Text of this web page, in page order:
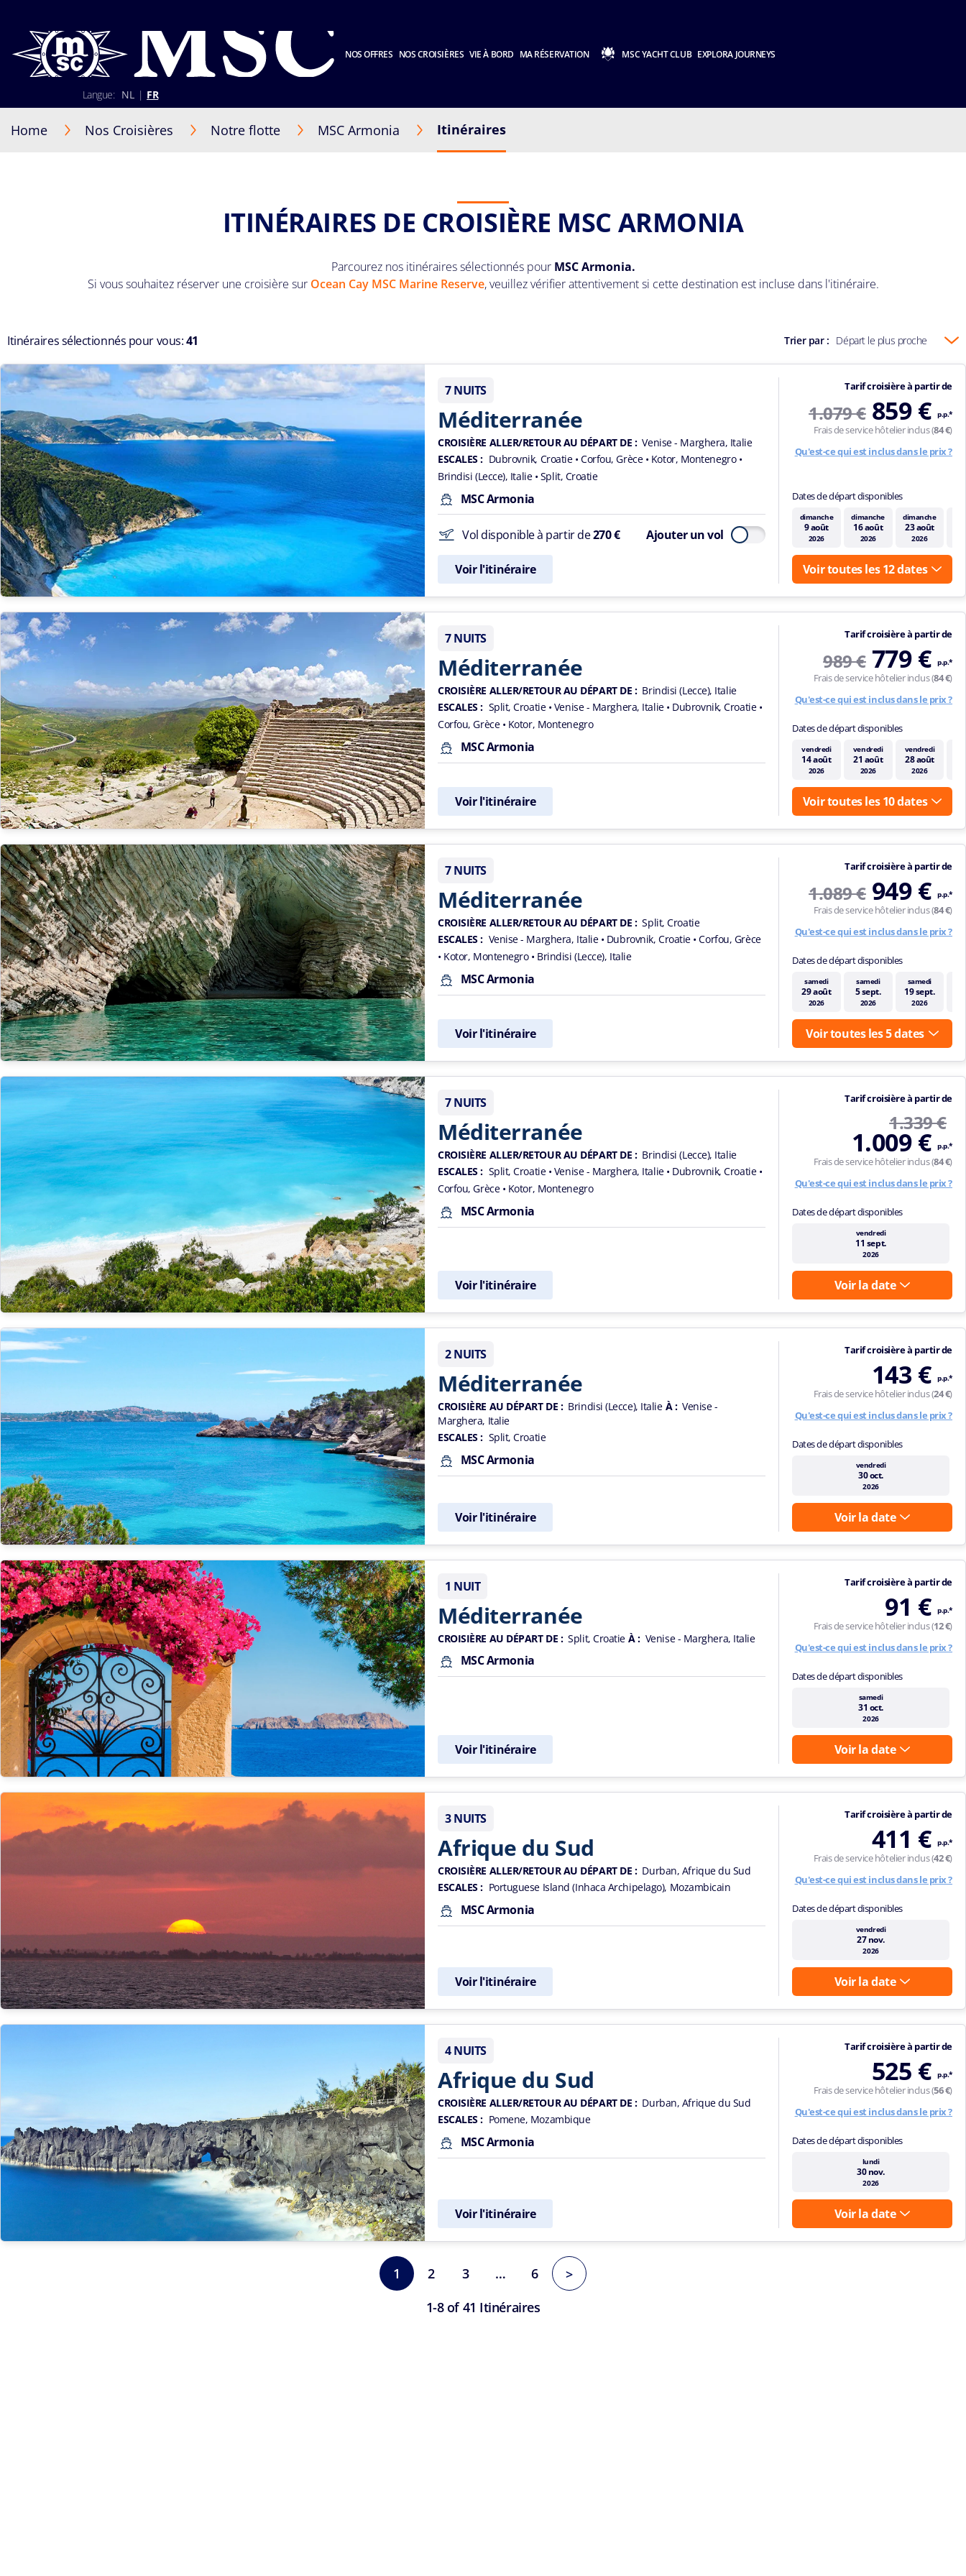
NOS OFFRES NOS CROISIÈRES VIE À BORD MA RÉSERVATION MSC YACHT CLUB EXPLORA JOURNEYS
Langue: NL | FR
02 401 89 30
+352 2 730 22 22 (Luxembourg)
Home Nos Croisières Notre flotte MSC Armonia Itinéraires
ITINÉRAIRES DE CROISIÈRE MSC ARMONIA
Parcourez nos itinéraires sélectionnés pour MSC Armonia.
Si vous souhaitez réserver une croisière sur Ocean Cay MSC Marine Reserve, veuillez vérifier attentivement si cette destination est incluse dans l'itinéraire.
Itinéraires sélectionnés pour vous:41 Trier par : Départ le plus proche
7 NUITS
Méditerranée
CROISIÈRE ALLER/RETOUR AU DÉPART DE : Venise - Marghera, Italie
ESCALES : Dubrovnik, Croatie • Corfou, Grèce • Kotor, Montenegro •
Brindisi (Lecce), Italie • Split, Croatie
MSC Armonia
Vol disponible à partir de270 € Ajouter un vol
Voir l'itinéraire
Tarif croisière à partir de
1.079 € 859 € p.p.*
Frais de service hôtelier inclus (84 €)
Qu'est-ce qui est inclus dans le prix ?
Dates de départ disponibles
dimanche
9 août
2026
dimanche
16 août
2026
dimanche
23 août
2026
Voir toutes les 12 dates
7 NUITS
Méditerranée
CROISIÈRE ALLER/RETOUR AU DÉPART DE : Brindisi (Lecce), Italie
ESCALES : Split, Croatie • Venise - Marghera, Italie • Dubrovnik, Croatie •
Corfou, Grèce • Kotor, Montenegro
MSC Armonia
Voir l'itinéraire
Tarif croisière à partir de
989 € 779 € p.p.*
Frais de service hôtelier inclus (84 €)
Qu'est-ce qui est inclus dans le prix ?
Dates de départ disponibles
vendredi
14 août
2026
vendredi
21 août
2026
vendredi
28 août
2026
Voir toutes les 10 dates
7 NUITS
Méditerranée
CROISIÈRE ALLER/RETOUR AU DÉPART DE : Split, Croatie
ESCALES : Venise - Marghera, Italie • Dubrovnik, Croatie • Corfou, Grèce
• Kotor, Montenegro • Brindisi (Lecce), Italie
MSC Armonia
Voir l'itinéraire
Tarif croisière à partir de
1.089 € 949 € p.p.*
Frais de service hôtelier inclus (84 €)
Qu'est-ce qui est inclus dans le prix ?
Dates de départ disponibles
samedi
29 août
2026
samedi
5 sept.
2026
samedi
19 sept.
2026
Voir toutes les 5 dates
7 NUITS
Méditerranée
CROISIÈRE ALLER/RETOUR AU DÉPART DE : Brindisi (Lecce), Italie
ESCALES : Split, Croatie • Venise - Marghera, Italie • Dubrovnik, Croatie •
Corfou, Grèce • Kotor, Montenegro
MSC Armonia
Voir l'itinéraire
Tarif croisière à partir de
1.339 €
1.009 € p.p.*
Frais de service hôtelier inclus (84 €)
Qu'est-ce qui est inclus dans le prix ?
Dates de départ disponibles
vendredi
11 sept.
2026
Voir la date
2 NUITS
Méditerranée
CROISIÈRE AU DÉPART DE : Brindisi (Lecce), Italie À : Venise -
Marghera, Italie
ESCALES : Split, Croatie
MSC Armonia
Voir l'itinéraire
Tarif croisière à partir de
143 € p.p.*
Frais de service hôtelier inclus (24 €)
Qu'est-ce qui est inclus dans le prix ?
Dates de départ disponibles
vendredi
30 oct.
2026
Voir la date
1 NUIT
Méditerranée
CROISIÈRE AU DÉPART DE : Split, Croatie À : Venise - Marghera, Italie
MSC Armonia
Voir l'itinéraire
Tarif croisière à partir de
91 € p.p.*
Frais de service hôtelier inclus (12 €)
Qu'est-ce qui est inclus dans le prix ?
Dates de départ disponibles
samedi
31 oct.
2026
Voir la date
3 NUITS
Afrique du Sud
CROISIÈRE ALLER/RETOUR AU DÉPART DE : Durban, Afrique du Sud
ESCALES : Portuguese Island (Inhaca Archipelago), Mozambicain
MSC Armonia
Voir l'itinéraire
Tarif croisière à partir de
411 € p.p.*
Frais de service hôtelier inclus (42 €)
Qu'est-ce qui est inclus dans le prix ?
Dates de départ disponibles
vendredi
27 nov.
2026
Voir la date
4 NUITS
Afrique du Sud
CROISIÈRE ALLER/RETOUR AU DÉPART DE : Durban, Afrique du Sud
ESCALES : Pomene, Mozambique
MSC Armonia
Voir l'itinéraire
Tarif croisière à partir de
525 € p.p.*
Frais de service hôtelier inclus (56 €)
Qu'est-ce qui est inclus dans le prix ?
Dates de départ disponibles
lundi
30 nov.
2026
Voir la date
1 2 3 … 6
>
1-8 of 41 Itinéraires